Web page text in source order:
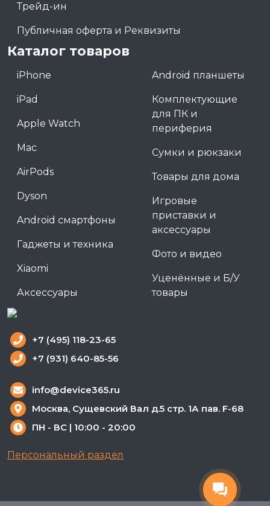
Трейд-ин
Публичная оферта и Реквизиты
Каталог товаров
iPhone
iPad
Apple Watch
Mac
AirPods
Dyson
Android смартфоны
Гаджеты и техника
Xiaomi
Аксессуары
Android планшеты
Комплектующие
для ПК и
периферия
Сумки и рюкзаки
Товары для дома
Игровые
приставки и
аксессуары
Фото и видео
Уценённые и Б/У
товары
+7 (495) 118-23-65
+7 (931) 640-85-56
info@device365.ru
Москва, Сущевский Вал д.5 стр. 1А пав. F-68
ПН - ВС | 10:00 - 20:00
Персональный раздел